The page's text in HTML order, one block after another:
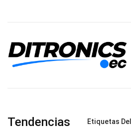
Tendencias Etiquetas